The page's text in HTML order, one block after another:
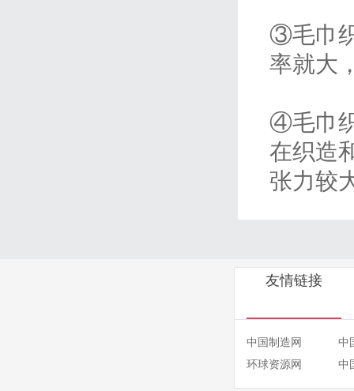
③毛巾
率就大
④毛巾
在织造
张力较
友情链接
中国制造网
中
环球资源网
中